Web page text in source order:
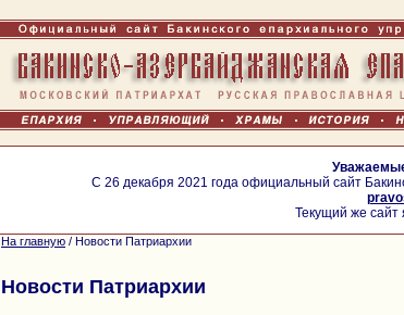
С 26 декабря 2021 года официальный сайт
Текущий же сайт
На главную / Новости Патриархии
Новости Патриархии